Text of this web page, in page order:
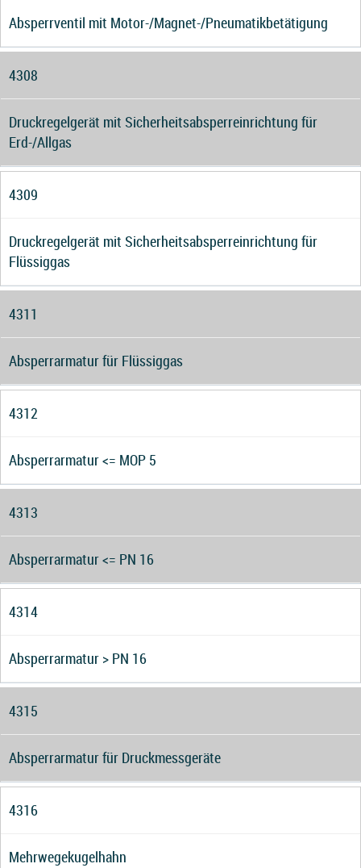
Absperrventil mit Motor-/Magnet-/Pneumatikbetätigung
4308
Druckregelgerät mit Sicherheitsabsperreinrichtung für
Erd-/Allgas
4309
Druckregelgerät mit Sicherheitsabsperreinrichtung für
Flüssiggas
4311
Absperrarmatur für Flüssiggas
4312
Absperrarmatur <= MOP 5
4313
Absperrarmatur <= PN 16
4314
Absperrarmatur > PN 16
4315
Absperrarmatur für Druckmessgeräte
4316
Mehrwegekugelhahn